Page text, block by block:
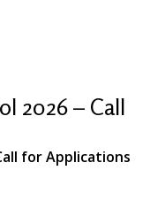
2026 – Call
for Applications